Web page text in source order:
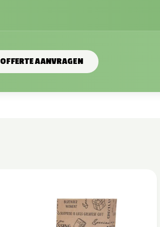
OFFERTE AANVRAGEN